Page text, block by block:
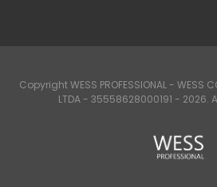
Copyright WESS PROFESSIONAL - WESS
LTDA - 35558628000191 - 2026.